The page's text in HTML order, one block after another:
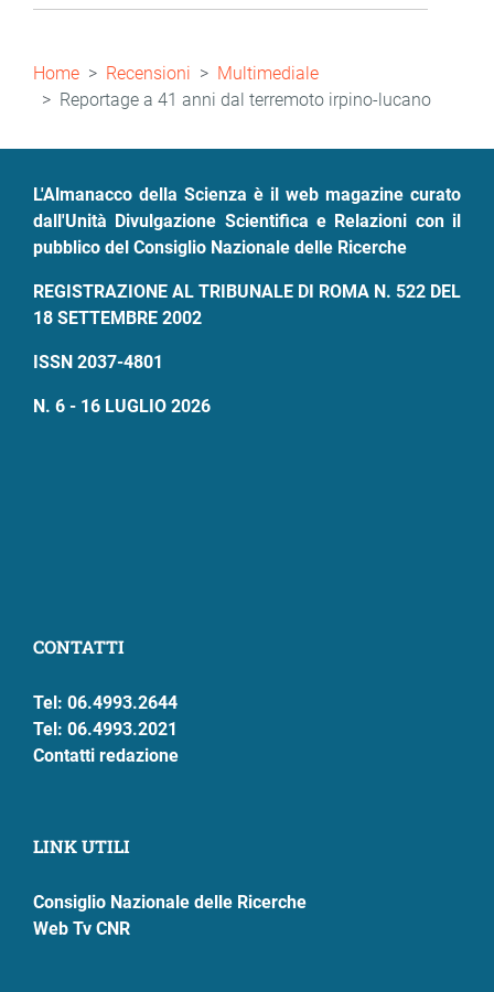
Briciole
di
pane
Home Recensioni
Multimediale
Reportage a 41 anni dal terremoto irpino-lucano
L'Almanacco della Scienza è il web magazine curato
dall'Unità Divulgazione Scientifica e Relazioni con il
pubblico del Consiglio Nazionale delle Ricerche
REGISTRAZIONE AL TRIBUNALE DI ROMA N. 522 DEL
18 SETTEMBRE 2002
ISSN 2037-4801
N. 6 - 16 LUGLIO 2026
CONTATTI
Tel: 06.4993.2644
Tel: 06.4993.2021
Contatti redazione
LINK UTILI
Consiglio Nazionale delle Ricerche
Web Tv CNR